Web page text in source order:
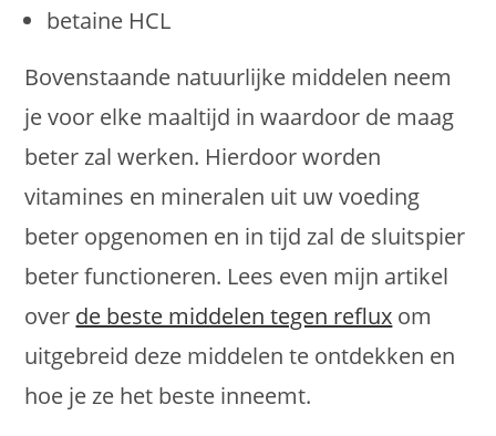
betaine HCL
Bovenstaande natuurlijke middelen neem
je voor elke maaltijd in waardoor de maag
beter zal werken. Hierdoor worden
vitamines en mineralen uit uw voeding
beter opgenomen en in tijd zal de sluitspier
beter functioneren. Lees even mijn artikel
over de beste middelen tegen reflux om
uitgebreid deze middelen te ontdekken en
hoe je ze het beste inneemt.